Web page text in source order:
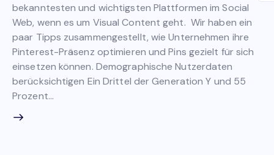
bekanntesten und wichtigsten Plattformen im Social
Web, wenn es um Visual Content geht. Wir haben ein
paar Tipps zusammengestellt, wie Unternehmen ihre
Pinterest-Präsenz optimieren und Pins gezielt für sich
einsetzen können. Demographische Nutzerdaten
berücksichtigen Ein Drittel der Generation Y und 55
Prozent…